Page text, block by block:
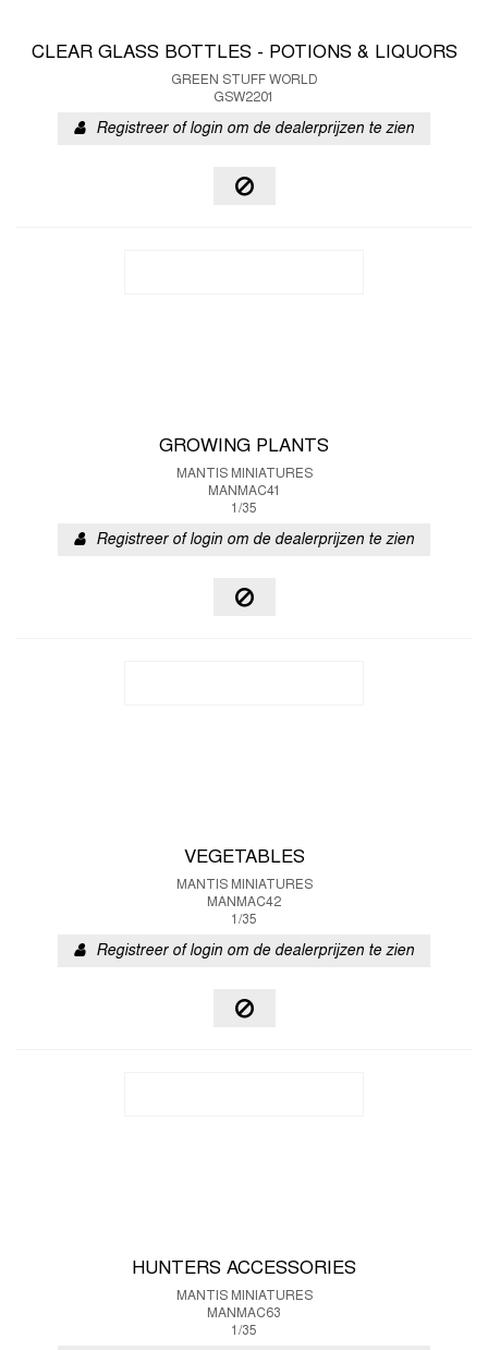
CLEAR GLASS BOTTLES - POTIONS & LIQUORS
GREEN STUFF WORLD
GSW2201
Registreer of login om de dealerprijzen te zien
GROWING PLANTS
MANTIS MINIATURES
MANMAC41
1/35
Registreer of login om de dealerprijzen te zien
VEGETABLES
MANTIS MINIATURES
MANMAC42
1/35
Registreer of login om de dealerprijzen te zien
HUNTERS ACCESSORIES
MANTIS MINIATURES
MANMAC63
1/35